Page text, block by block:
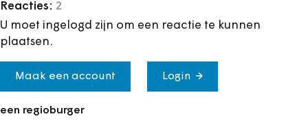
Reacties: 2
U moet ingelogd zijn om een reactie te kunnen
plaatsen.
Maak een account Login
een regioburger